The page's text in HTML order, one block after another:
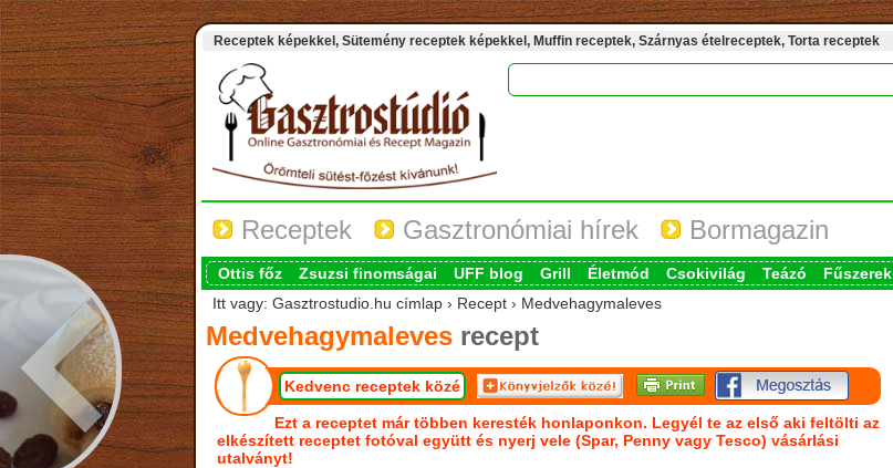
Receptek képekkel, Sütemény receptek képekkel, Muffin receptek, Szárnyas ételreceptek, Torta receptek
Receptek Gasztronómiai hírek Bormagazin
Ottis főz Zsuzsi finomságai UFF blog Grill Életmód Csokivilág Teázó Fűszerek
Itt vagy: Gasztrostudio.hu címlap › Recept › Medvehagymaleves
Medvehagymalevesrecept
Kedvenc receptek közé
Ezt a receptet már többen keresték honlaponkon. Legyél te az első aki feltölti az
elkészített receptet fotóval együtt és nyerj vele (Spar, Penny vagy Tesco) vásárlási
utalványt!